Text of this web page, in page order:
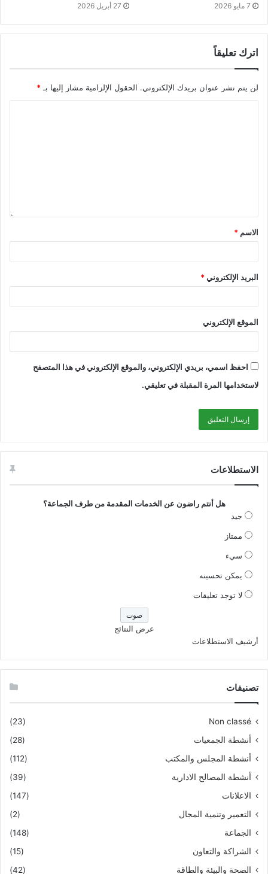
7 مايو 2026 27 أبريل 2026
اترك تعليقاً
لن يتم نشر عنوان بريدك الإلكتروني. الحقول الإلزامية مشار إليها بـ *
الاسم *
البريد الإلكتروني*
الموقع الإلكتروني
احفظ اسمي، بريدي الإلكتروني، والموقع الإلكتروني في هذا المتصفح
لاستخدامها المرة المقبلة في تعليقي.
الاستطلاعات
هل أنتم راضون عن الخدمات المقدمة من طرف الجماعة؟
جيد
ممتاز
سيء
يمكن تحسينه
لا توجد تعليقات
عرض النتائج
أرشيف الاستطلاعات
تصنيفات
Non classé
(23)
أنشطة الجمعيات
(28)
أنشطة المجلس والمكتب
(112)
أنشطة المصالح الادارية
(39)
الاعلانات
(147)
التعمير وتنمية المجال
(2)
الجماعة
(148)
الشراكة والتعاون
(15)
الصحة والبيئة والطاقة
(42)